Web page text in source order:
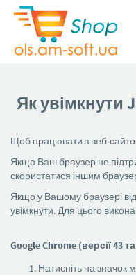
Як увімкнути
Щоб працювати з веб-
Якщо Ваш браузер не
скористатися іншим
Якщо у Вашому браузері
увімкнути. Для цього
Google Chrome (версії 43
Натисніть на значок